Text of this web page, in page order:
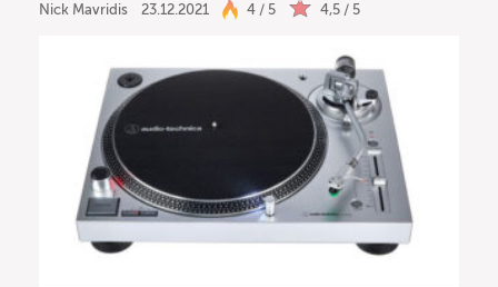
Nick Mavridis 23.12.2021 4 / 5 4,5 / 5